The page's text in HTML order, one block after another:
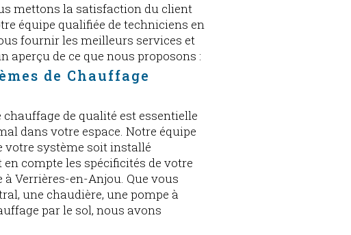
mettons la satisfaction du client
équipe qualifiée de techniciens en
fournir les meilleurs services et
aperçu de ce que nous proposons :
de Chauffage
de qualité est essentielle
dans votre espace. Notre équipe
votre système soit installé
compte les spécificités de votre
Verrières-en-Anjou. Que vous
une chaudière, une pompe à
par le sol, nous avons